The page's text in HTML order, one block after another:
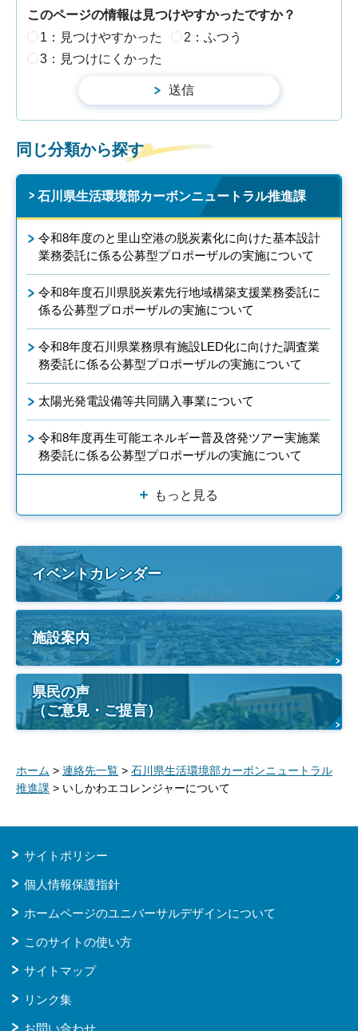
このページの情報は見つけやすかったですか？
1：見つけやすかった
2：ふつう
3：見つけにくかった
同じ分類から探す
石川県生活環境部カーボンニュートラル推進課
令和8年度のと里山空港の脱炭素化に向けた基本設計
業務委託に係る公募型プロポーザルの実施について
令和8年度石川県脱炭素先行地域構築支援業務委託に
係る公募型プロポーザルの実施について
令和8年度石川県業務県有施設LED化に向けた調査業
務委託に係る公募型プロポーザルの実施について
太陽光発電設備等共同購入事業について
令和8年度再生可能エネルギー普及啓発ツアー実施業
務委託に係る公募型プロポーザルの実施について
もっと見る
イベントカレンダー
施設案内
県民の声
（ご意見・ご提言）
ホーム > 連絡先一覧 > 石川県生活環境部カーボンニュートラル
推進課 > いしかわエコレンジャーについて
サイトポリシー
個人情報保護指針
ホームページのユニバーサルデザインについて
このサイトの使い方
サイトマップ
リンク集